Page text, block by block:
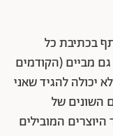
בכתיבת כל
מביים (הקודמים
יכולה להגיד שאני
השונים של
המובילים